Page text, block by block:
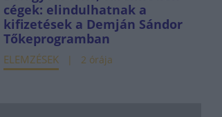
cégek: elindulhatnak a
kifizetések a Demján Sándor
Tőkeprogramban
ELEMZÉSEK 2 órája